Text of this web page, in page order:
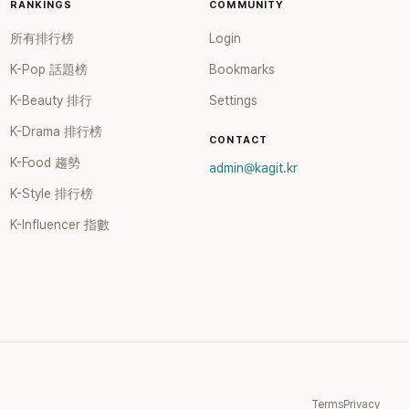
RANKINGS
所有排行榜
K-Pop 話題榜
K-Beauty 排行
K-Drama 排行榜
K-Food 趨勢
K-Style 排行榜
K-Influencer 指數
COMMUNITY
Login
Bookmarks
Settings
CONTACT
admin@kagit.kr
TermsPrivacy